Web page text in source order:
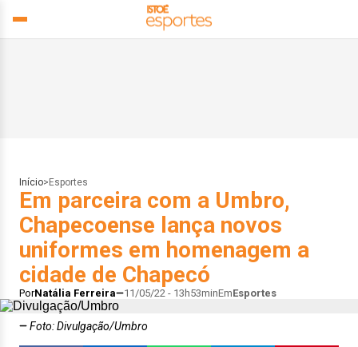
Início> Esportes
Em parceira com a Umbro,
Chapecoense lança novos
uniformes em homenagem a
cidade de Chapecó
PorNatália Ferreira 11/05/22 - 13h53minEmEsportes
Foto: Divulgação/Umbro